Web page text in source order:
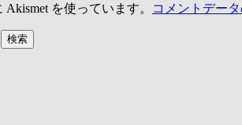
を使っています。 コメントデー